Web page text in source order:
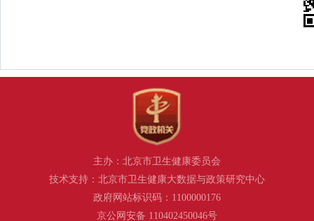
主办：北京市卫生健康委员会
技术支持：北京市卫生健康大数据与政策研究中心
政府网站标识码：1100000176
京公网安备 110402450046号